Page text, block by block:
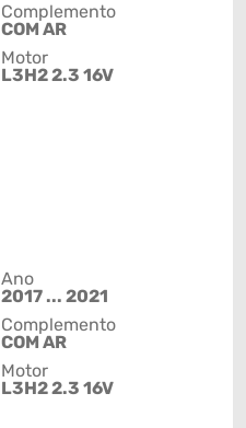
Complemento
COM AR
Motor
L3H2 2.3 16V
Ano
2017 ... 2021
Complemento
COM AR
Motor
L3H2 2.3 16V